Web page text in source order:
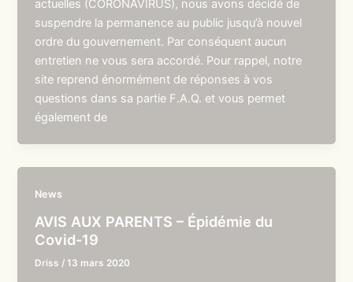
actuelles (CORONAVIRUS), nous avons décidé de
suspendre la permanence au public jusqu’à nouvel
ordre du gouvernement. Par conséquent aucun
entretien ne vous sera accordé. Pour rappel, notre
site reprend énormément de réponses à vos
questions dans sa partie F.A.Q. et vous permet
également de
News
AVIS AUX PARENTS – Épidémie du
Covid-19
Driss /13 mars 2020